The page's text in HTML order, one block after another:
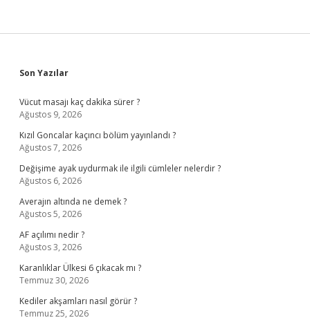
Sidebar
Son Yazılar
Vücut masajı kaç dakika sürer ?
Ağustos 9, 2026
Kızıl Goncalar kaçıncı bölüm yayınlandı ?
Ağustos 7, 2026
Değişime ayak uydurmak ile ilgili cümleler nelerdir ?
Ağustos 6, 2026
Averajın altında ne demek ?
Ağustos 5, 2026
AF açılımı nedir ?
Ağustos 3, 2026
Karanlıklar Ülkesi 6 çıkacak mı ?
Temmuz 30, 2026
Kediler akşamları nasıl görür ?
Temmuz 25, 2026